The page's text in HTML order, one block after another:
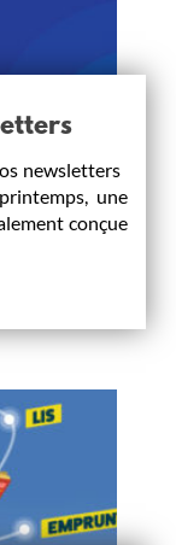
newsletters
une
conçue